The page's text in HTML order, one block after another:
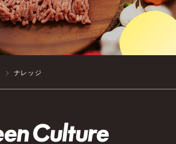
ナレッジ